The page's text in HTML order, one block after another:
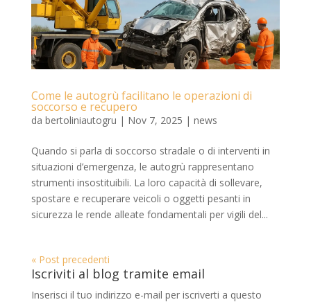
Come le autogrù facilitano le operazioni di
soccorso e recupero
da bertoliniautogru | Nov 7, 2025 | news
Quando si parla di soccorso stradale o di interventi in
situazioni d’emergenza, le autogrù rappresentano
strumenti insostituibili. La loro capacità di sollevare,
spostare e recuperare veicoli o oggetti pesanti in
sicurezza le rende alleate fondamentali per vigili del...
« Post precedenti
Iscriviti al blog tramite email
Inserisci il tuo indirizzo e-mail per iscriverti a questo